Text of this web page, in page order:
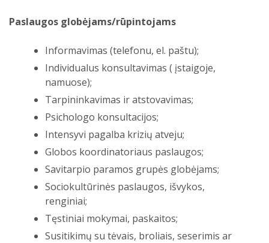
Paslaugos globėjams/rūpintojams
Informavimas (telefonu, el. paštu);
Individualus konsultavimas ( įstaigoje,
namuose);
Tarpininkavimas ir atstovavimas;
Psichologo konsultacijos;
Intensyvi pagalba krizių atveju;
Globos koordinatoriaus paslaugos;
Savitarpio paramos grupės globėjams;
Sociokultūrinės paslaugos, išvykos,
renginiai;
Tęstiniai mokymai, paskaitos;
Susitikimų su tėvais, broliais, seserimis ar